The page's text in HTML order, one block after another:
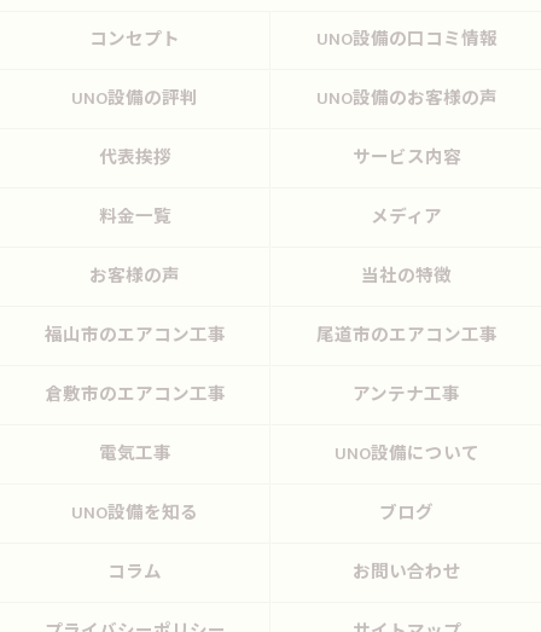
コンセプト UNO設備の口コミ情報
UNO設備の評判 UNO設備のお客様の声
代表挨拶 サービス内容
料金一覧 メディア
お客様の声 当社の特徴
福山市のエアコン工事 尾道市のエアコン工事
倉敷市のエアコン工事 アンテナ工事
電気工事 UNO設備について
UNO設備を知る ブログ
コラム お問い合わせ